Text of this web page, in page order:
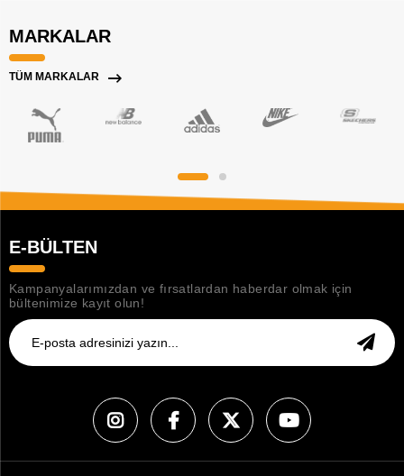
MARKALAR
TÜM MARKALAR
E-BÜLTEN
Kampanyalarımızdan ve fırsatlardan haberdar olmak için
bültenimize kayıt olun!